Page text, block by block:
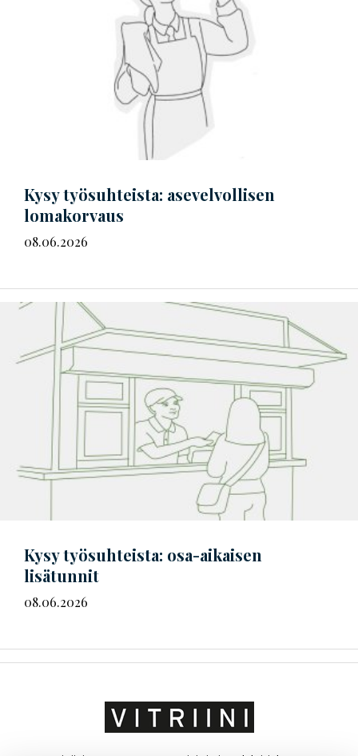
Kysy työsuhteista: asevelvollisen
lomakorvaus
08.06.2026
Kysy työsuhteista: osa-aikaisen
lisätunnit
08.06.2026